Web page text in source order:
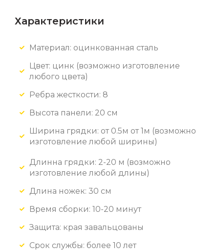
Характеристики
Материал: оцинкованная сталь
Цвет: цинк (возможно изготовление
любого цвета)
Ребра жесткости: 8
Высота панели: 20 см
Ширина грядки: от 0.5м от 1м (возможно
изготовление любой ширины)
Длинна грядки: 2-20 м (возможно
изготовление любой длины)
Длина ножек: 30 см
Время сборки: 10-20 минут
Защита: края завальцованы
Срок службы: более 10 лет